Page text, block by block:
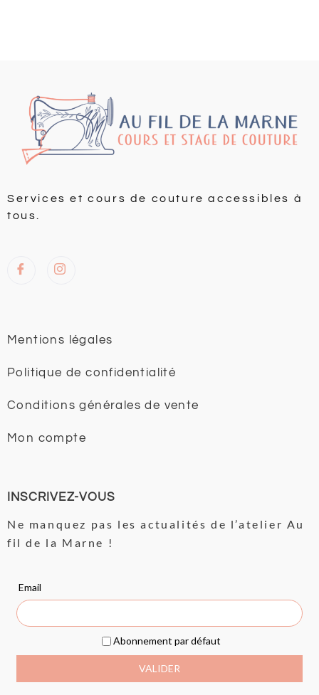
Services et cours de couture accessibles à
tous.
Mentions légales
Politique de confidentialité
Conditions générales de vente
Mon compte
INSCRIVEZ-VOUS
Ne manquez pas les actualités de l’atelier Au
fil de la Marne !